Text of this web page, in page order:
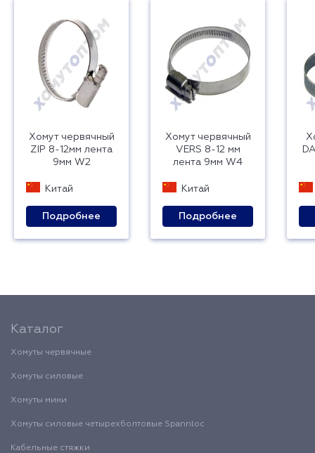
Хомут червячный
ZIP 8-12мм лента
9мм W2
Китай
Подробнее
Хомут червячный
VERS 8-12 мм
лента 9мм W4
Китай
Подробнее
Каталог
Хомуты червячные
Хомуты силовые
Хомуты мини
Хомуты силовые четырехболтовые Spannloc
Кабельные стяжки